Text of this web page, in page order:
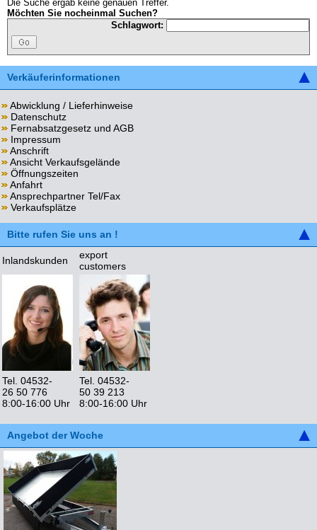
Die Suche ergab keine genauen Treffer.
Möchten Sie nocheinmal Suchen?
Schlagwort:
Verkäuferinformationen
Abwicklung / Lieferhinweise
Datenschutz
Fernabsatzgesetz und AGB
Impressum
Anschrift
Ansicht Verkaufsgelände
Öffnungszeiten
Anfahrt
Ansprechpartner Tel/Fax
Verkaufsplätze
Bitte rufen Sie uns an !
Inlandskunden
export
customers
Tel. 04532-
26 50 776
8:00-16:00 Uhr
Tel. 04532-
50 39 213
8:00-16:00 Uhr
Angebot der Woche